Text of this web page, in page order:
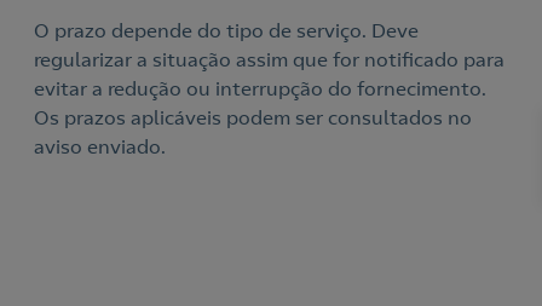
O prazo depende do tipo de serviço. Deve
regularizar a situação assim que for notificado para
evitar a redução ou interrupção do fornecimento.
Os prazos aplicáveis podem ser consultados no
aviso enviado.